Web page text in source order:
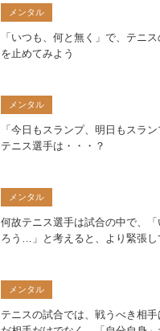
メンタル
「いつも、何と無く」で、テニ
を止めてみよう
メンタル
「今日もスランプ、明日もスラ
テニス選手は・・・？
メンタル
何故テニス選手は試合の中で、
ろう…」と考えると、より緊張し
メンタル
テニスの試合では、戦うべき相